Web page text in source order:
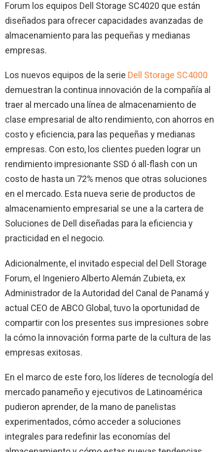
Forum los equipos Dell Storage SC4020 que están
diseñados para ofrecer capacidades avanzadas de
almacenamiento para las pequeñas y medianas
empresas.
Los nuevos equipos de la serie Dell Storage SC4000
demuestran la continua innovación de la compañía al
traer al mercado una línea de almacenamiento de
clase empresarial de alto rendimiento, con ahorros en
costo y eficiencia, para las pequeñas y medianas
empresas. Con esto, los clientes pueden lograr un
rendimiento impresionante SSD ó all-flash con un
costo de hasta un 72% menos que otras soluciones
en el mercado. Esta nueva serie de productos de
almacenamiento empresarial se une a la cartera de
Soluciones de Dell diseñadas para la eficiencia y
practicidad en el negocio.
Adicionalmente, el invitado especial del Dell Storage
Forum, el Ingeniero Alberto Alemán Zubieta, ex
Administrador de la Autoridad del Canal de Panamá y
actual CEO de ABCO Global, tuvo la oportunidad de
compartir con los presentes sus impresiones sobre
la cómo la innovación forma parte de la cultura de las
empresas exitosas.
En el marco de este foro, los líderes de tecnología del
mercado panameño y ejecutivos de Latinoamérica
pudieron aprender, de la mano de panelistas
experimentados, cómo acceder a soluciones
integrales para redefinir las economías del